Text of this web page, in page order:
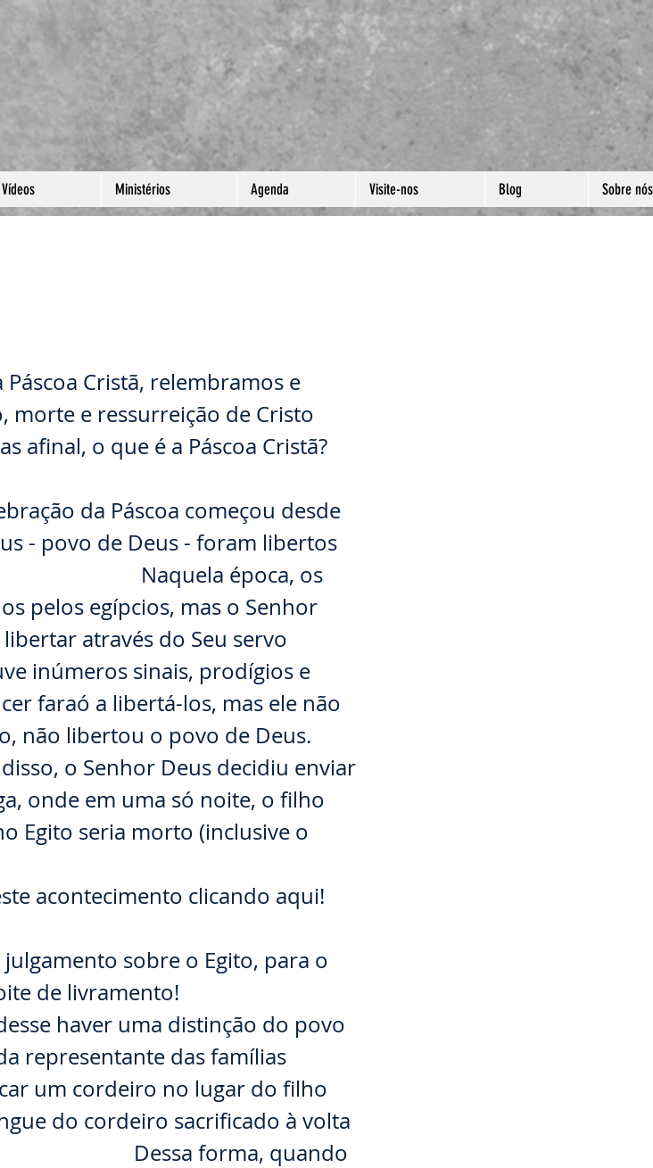
Vídeos Ministérios Agenda Visite-nos Blog Sobre nós
Cristã, relembramos e
morte e ressurreição de Cristo
afinal, o que é a Páscoa Cristã?
da Páscoa começou desde
- povo de Deus - foram libertos
Naquela época, os
pelos egípcios, mas o Senhor
através do Seu servo
inúmeros sinais, prodígios e
faraó a libertá-los, mas ele não
não libertou o povo de Deus.
o Senhor Deus decidiu enviar
onde em uma só noite, o filho
Egito seria morto (inclusive o
acontecimento clicando aqui!
sobre o Egito, para o
de livramento! ⠀⠀⠀⠀⠀⠀⠀⠀⠀
haver uma distinção do povo
representante das famílias
um cordeiro no lugar do filho
do cordeiro sacrificado à volta
Dessa forma, quando